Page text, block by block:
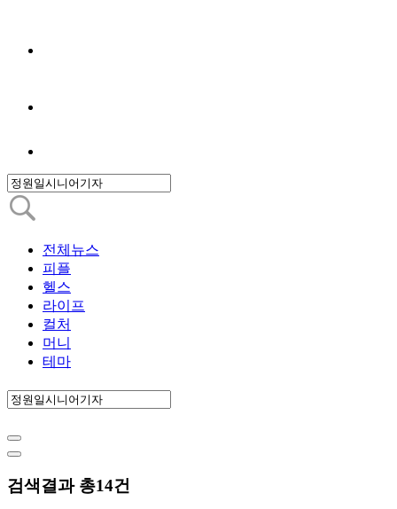
전체뉴스
피플
헬스
라이프
컬처
머니
테마
검색결과 총14건